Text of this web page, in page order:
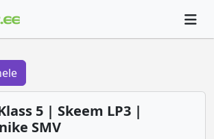
5 | Skeem LP3 |
SMV